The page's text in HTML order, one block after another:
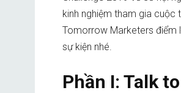
kinh nghiệm tham gia cuộc
Tomorrow Marketers điểm
sự kiện nhé.
Phần I: Talk